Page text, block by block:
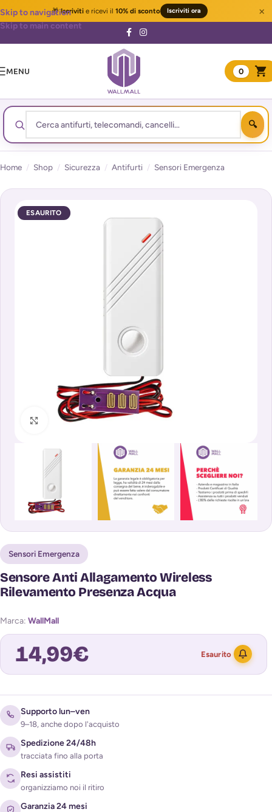
🎁Iscrivitie ricevi il 10% di sconto Iscriviti ora ×
Skip to navigation
Skip to main content
MENU 0
Home / Shop / Sicurezza / Antifurti / Sensori Emergenza
ESAURITO
Clicca per ingrandire
Sensori Emergenza
Sensore Anti Allagamento Wireless
Rilevamento Presenza Acqua
Marca: WallMall
14,99€ Esaurito
Supporto lun–ven
9–18, anche dopo l'acquisto
Spedizione 24/48h
tracciata fino alla porta
Resi assistiti
organizziamo noi il ritiro
Garanzia 24 mesi